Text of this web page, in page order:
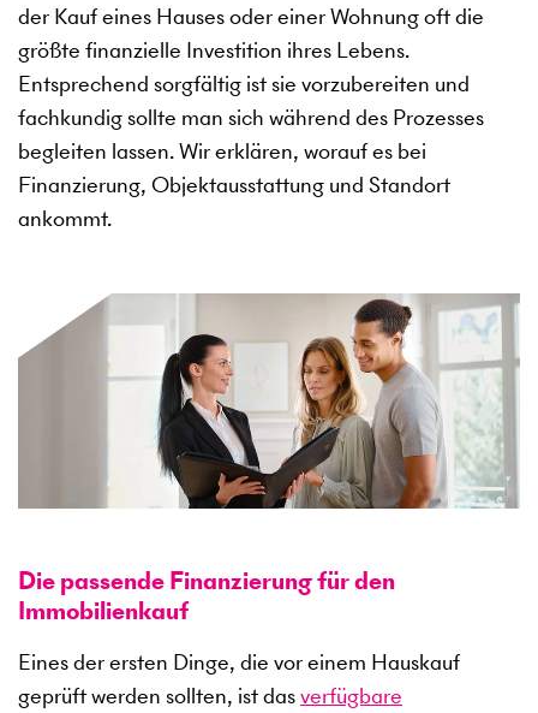
der Kauf eines Hauses oder einer Wohnung oft die
größte finanzielle Investition ihres Lebens.
Entsprechend sorgfältig ist sie vorzubereiten und
fachkundig sollte man sich während des Prozesses
begleiten lassen. Wir erklären, worauf es bei
Finanzierung, Objektausstattung und Standort
ankommt.
Die passende Finanzierung für den
Immobilienkauf
Eines der ersten Dinge, die vor einem Hauskauf
geprüft werden sollten, ist dasverfügbare